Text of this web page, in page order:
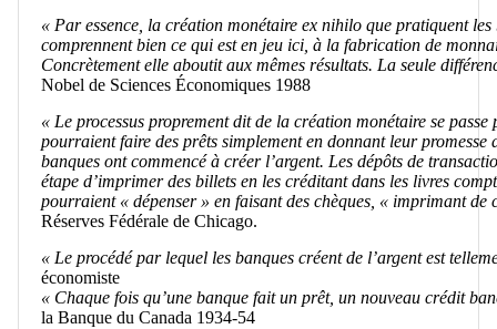
« Par essence, la création monétaire ex nihilo que pratiquent
comprennent bien ce qui est en jeu ici, à la fabrication de
Concrètement elle aboutit aux mêmes résultats. La seule
Nobel de Sciences Économiques 1988
« Le processus proprement dit de la création monétaire se
pourraient faire des prêts simplement en donnant leur
banques ont commencé à créer l’argent. Les dépôts de
étape d’imprimer des billets en les créditant dans les livres
pourraient « dépenser » en faisant des chèques, « imprimant
Réserves Fédérale de Chicago.
« Le procédé par lequel les banques créent de l’argent est
économiste
« Chaque fois qu’une banque fait un prêt, un nouveau crédit
la Banque du Canada 1934-54